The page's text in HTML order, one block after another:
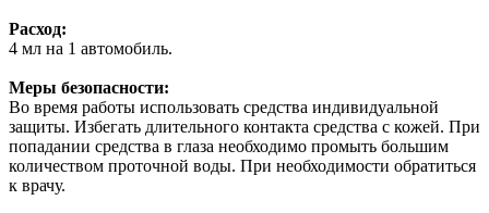
Расход:
4 мл на 1 автомобиль.
Меры безопасности:
Во время работы использовать средства индивидуальной
защиты. Избегать длительного контакта средства с кожей. При
попадании средства в глаза необходимо промыть большим
количеством проточной воды. При необходимости обратиться
к врачу.